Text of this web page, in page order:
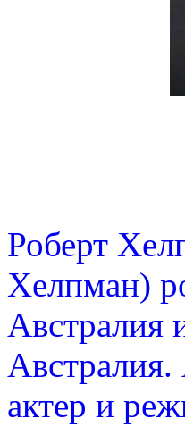
Роберт
Хелпман)
Австралия
Австралия.
актер и